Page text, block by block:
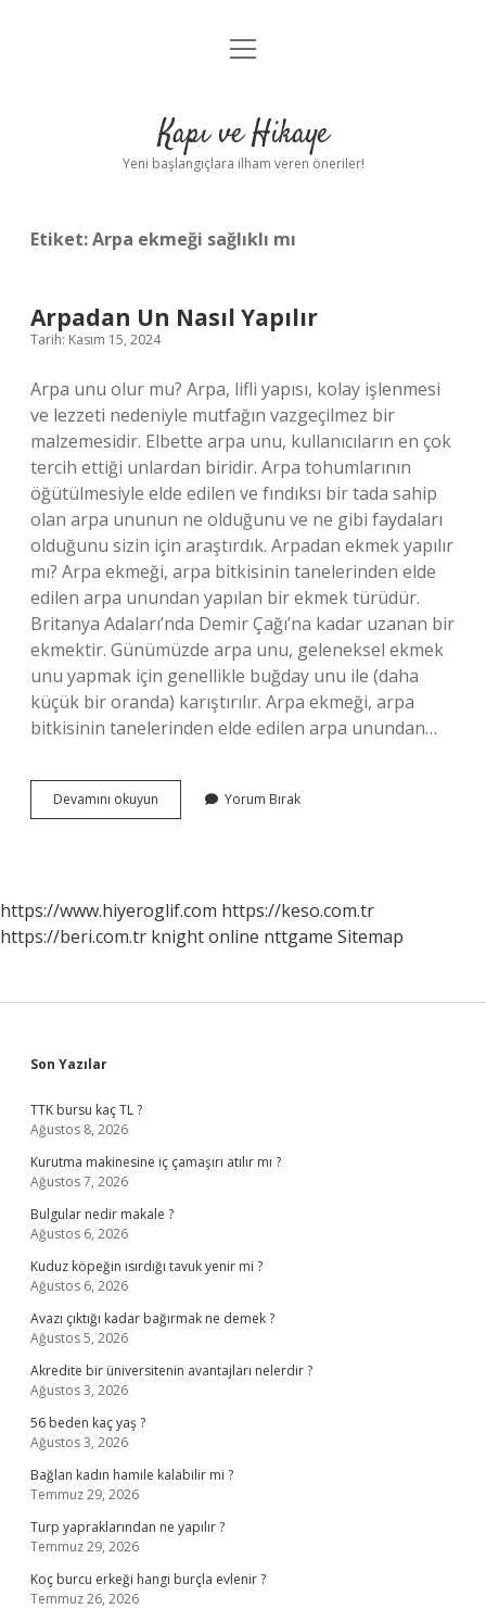
Anasayfa
Yasal Uyarı
menüyü
Kapı ve Hikaye
Yeni başlangıçlara ilham veren öneriler!
Etiket:Arpa ekmeği sağlıklı mı
Arpadan Un Nasıl Yapılır
Tarih: Kasım 15, 2024
Arpa unu olur mu? Arpa, lifli yapısı, kolay işlenmesi
ve lezzeti nedeniyle mutfağın vazgeçilmez bir
malzemesidir. Elbette arpa unu, kullanıcıların en çok
tercih ettiği unlardan biridir. Arpa tohumlarının
öğütülmesiyle elde edilen ve fındıksı bir tada sahip
olan arpa ununun ne olduğunu ve ne gibi faydaları
olduğunu sizin için araştırdık. Arpadan ekmek yapılır
mı? Arpa ekmeği, arpa bitkisinin tanelerinden elde
edilen arpa unundan yapılan bir ekmek türüdür.
Britanya Adaları’nda Demir Çağı’na kadar uzanan bir
ekmektir. Günümüzde arpa unu, geleneksel ekmek
unu yapmak için genellikle buğday unu ile (daha
küçük bir oranda) karıştırılır. Arpa ekmeği, arpa
bitkisinin tanelerinden elde edilen arpa unundan…
Devamını okuyun Arpadan
Un
Yorum Bırak
https://www.hiyeroglif.com https://keso.com.tr
https://beri.com.tr knight online nttgame Sitemap
Sidebar
Son Yazılar
TTK bursu kaç TL ?
Ağustos 8, 2026
Kurutma makinesine iç çamaşırı atılır mı ?
Ağustos 7, 2026
Bulgular nedir makale ?
Ağustos 6, 2026
Kuduz köpeğin ısırdığı tavuk yenir mi ?
Ağustos 6, 2026
Avazı çıktığı kadar bağırmak ne demek ?
Ağustos 5, 2026
Akredite bir üniversitenin avantajları nelerdir ?
Ağustos 3, 2026
56 beden kaç yaş ?
Ağustos 3, 2026
Bağlan kadın hamile kalabilir mi ?
Temmuz 29, 2026
Turp yapraklarından ne yapılır ?
Temmuz 29, 2026
Koç burcu erkeği hangi burçla evlenir ?
Temmuz 26, 2026